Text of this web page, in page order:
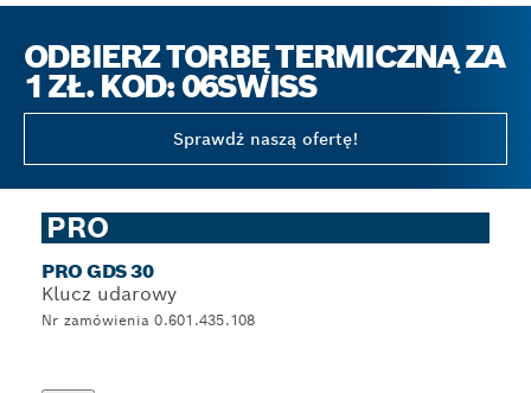
ODBIERZ TORBĘ TERMICZNĄ ZA
1 ZŁ. KOD: 06SWISS
Sprawdź naszą ofertę!
PRO
PRO GDS 30
Klucz udarowy
Nr zamówienia 0.601.435.108